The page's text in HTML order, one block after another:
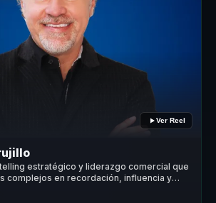
Ver Reel
estratégico y liderazgo comercial que
complejos en recordación, influencia y
y equipos.